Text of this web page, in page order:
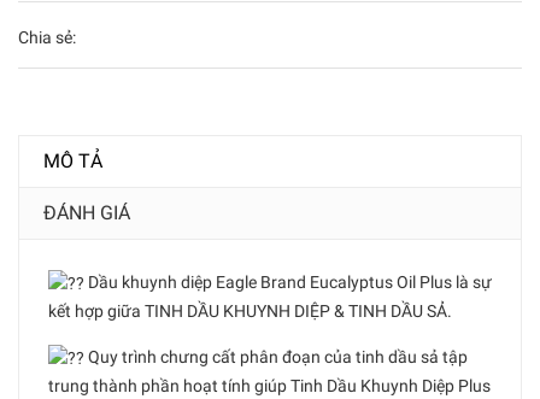
Chia sẻ:
MÔ TẢ
ĐÁNH GIÁ
Dầu khuynh diệp Eagle Brand Eucalyptus Oil Plus là sự
kết hợp giữa TINH DẦU KHUYNH DIỆP & TINH DẦU SẢ.
Quy trình chưng cất phân đoạn của tinh dầu sả tập
trung thành phần hoạt tính giúp Tinh Dầu Khuynh Diệp Plus